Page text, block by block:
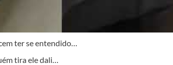
ter se entendido…
tira ele dali…